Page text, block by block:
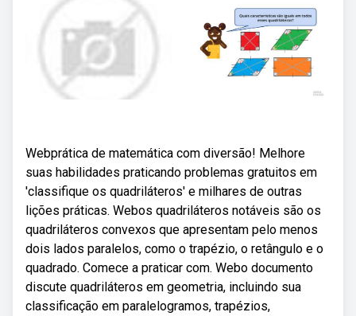
Webprática de matemática com diversão! Melhore
suas habilidades praticando problemas gratuitos em
'classifique os quadriláteros' e milhares de outras
lições práticas. Webos quadriláteros notáveis são os
quadriláteros convexos que apresentam pelo menos
dois lados paralelos, como o trapézio, o retângulo e o
quadrado. Comece a praticar com. Webo documento
discute quadriláteros em geometria, incluindo sua
classificação em paralelogramos, trapézios,